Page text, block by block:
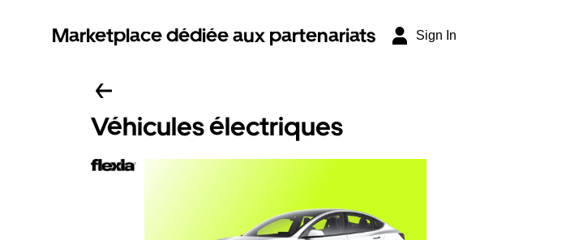
Marketplace dédiée aux partenariats Sign In
Véhicules électriques